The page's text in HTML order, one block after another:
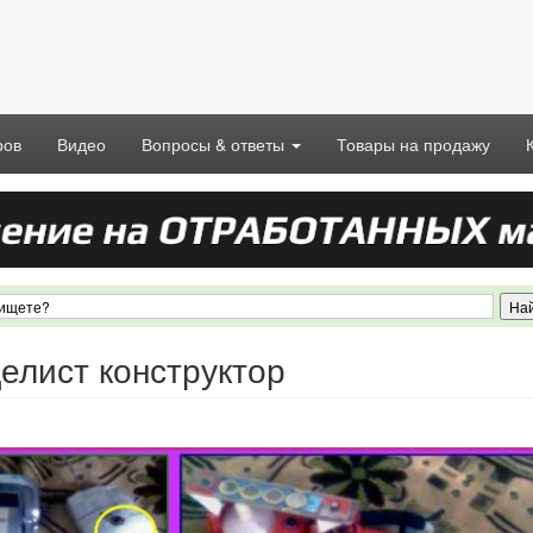
Видео Вопросы & ответы Товары на продажу
конструктор